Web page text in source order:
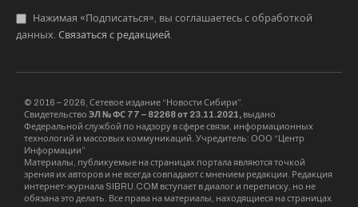
Нажимая «Подписаться», вы соглашаетесь с обработкой
данных. Связаться с редакцией.
© 2016 – 2026, Сетевое издание “Новости Сибири”.
Свидетельство ЭЛ № ФС 77 – 82268 от 23.11.2021, выдано
Федеральной службой по надзору в сфере связи, информационных
технологий и массовых коммуникаций. Учредитель: ООО “Центр
Информации”
Материалы, публикуемые на страницах портала являются точкой
зрения их авторов и не всегда совпадают с мнением редакции. Редакция
интернет-журнала SIBRU.COM вступает в диалог и переписку, но не
обязана это делать. Все права на материалы, находящиеся на страницах